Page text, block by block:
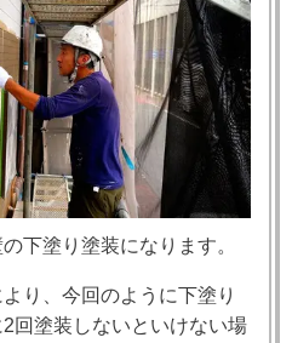
下塗り塗装になります。
り、今回のように下塗り
回塗装しないといけない場